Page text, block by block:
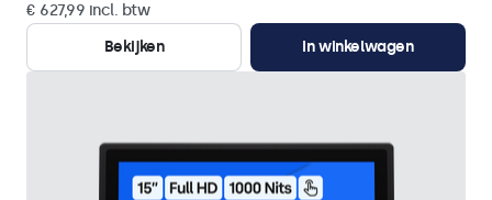
€ 627,99 incl. btw
Bekijken
In winkelwagen